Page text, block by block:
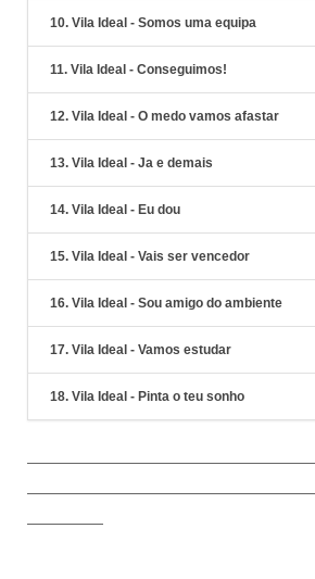
10. Vila Ideal - Somos uma equipa
11. Vila Ideal - Conseguimos!
12. Vila Ideal - O medo vamos afastar
13. Vila Ideal - Ja e demais
14. Vila Ideal - Eu dou
15. Vila Ideal - Vais ser vencedor
16. Vila Ideal - Sou amigo do ambiente
17. Vila Ideal - Vamos estudar
18. Vila Ideal - Pinta o teu sonho